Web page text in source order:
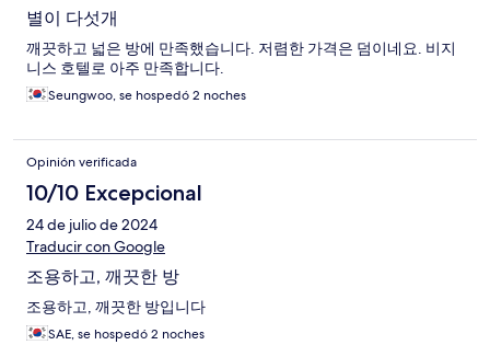
별이 다섯개
깨끗하고 넓은 방에 만족했습니다. 저렴한 가격은 덤이네요. 비지
니스 호텔로 아주 만족합니다.
Seungwoo, se hospedó 2 noches
Opinión verificada
10/10 Excepcional
24 de julio de 2024
Traducir con Google
조용하고, 깨끗한 방
조용하고, 깨끗한 방입니다
SAE, se hospedó 2 noches